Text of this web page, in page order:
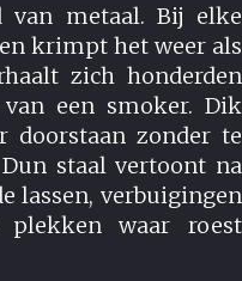
van metaal. Bij elke
krimpt het weer als
zich honderden
een smoker. Dik
doorstaan zonder te
staal vertoont na
lassen, verbuigingen
waar roest